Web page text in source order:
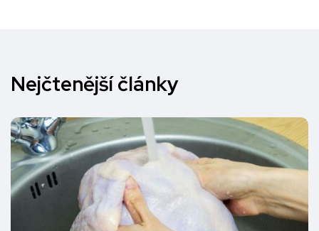
Nejčtenější články